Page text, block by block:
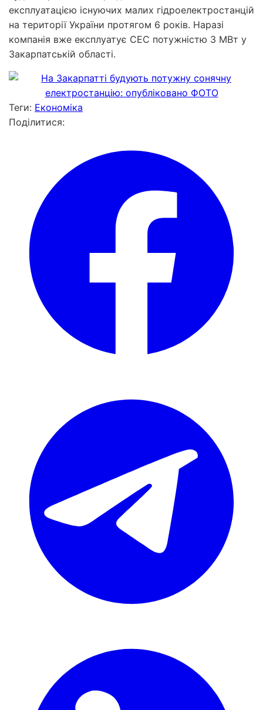
експлуатацією існуючих малих гідроелектростанцій
на території України протягом 6 років. Наразі
компанія вже експлуатує СЕС потужністю 3 МВт у
Закарпатській області.
Теги: Економіка
Поділитися: